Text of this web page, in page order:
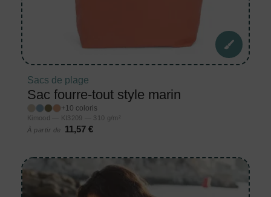
Sacs de plage
Sac fourre-tout style marin
+10 coloris
Kimood — KI3209 — 310 g/m²
À partir de
11,57 €